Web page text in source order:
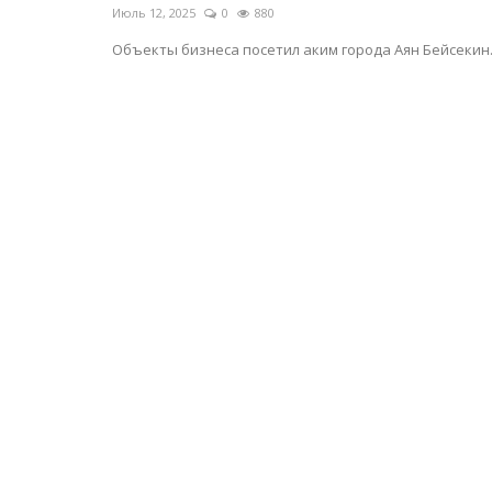
Июль 12, 2025 0 880
Объекты бизнеса посетил аким города Аян Бейсекин.